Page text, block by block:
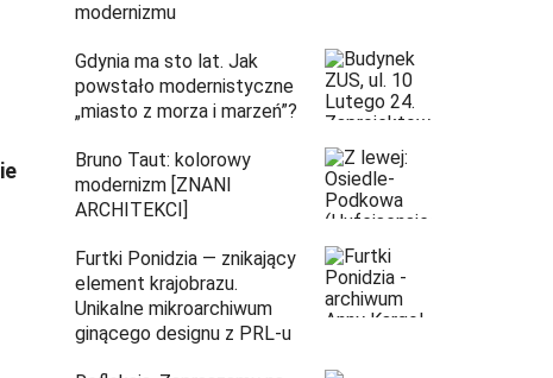
modernizmu
Gdynia ma sto lat. Jak
powstało modernistyczne
„miasto z morza i marzeń”?
Bruno Taut: kolorowy
modernizm [ZNANI
ARCHITEKCI]
Furtki Ponidzia — znikający
element krajobrazu.
Unikalne mikroarchiwum
ginącego designu z PRL-u